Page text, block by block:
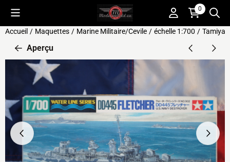
Préférences de cookies disponibles. Choisissez les paramètres
0
Accueil / Maquettes / Marine Militaire/Cevile / échelle 1:700 / Tamiya
Aperçu